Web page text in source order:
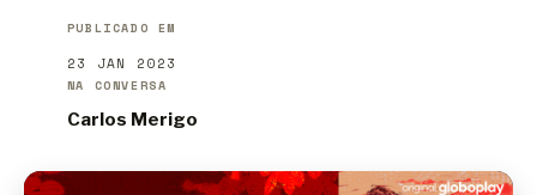
PUBLICADO EM
23 JAN 2023
NA CONVERSA
Carlos Merigo